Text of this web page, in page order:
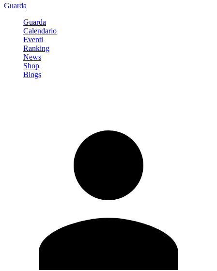
Guarda
Guarda
Calendario
Eventi
Ranking
News
Shop
Blogs